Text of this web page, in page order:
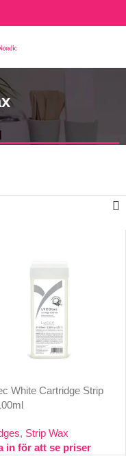
White Cartridge Strip
, Strip Wax
in för att se priser